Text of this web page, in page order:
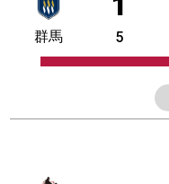
群馬 5